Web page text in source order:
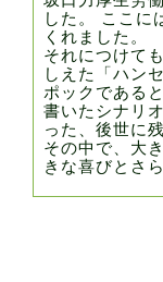
した。 ここに
くれました。
それにつけて
しえた「ハン
ポックである
書いたシナリ
った、後世に
その中で、大
きな喜びとさ